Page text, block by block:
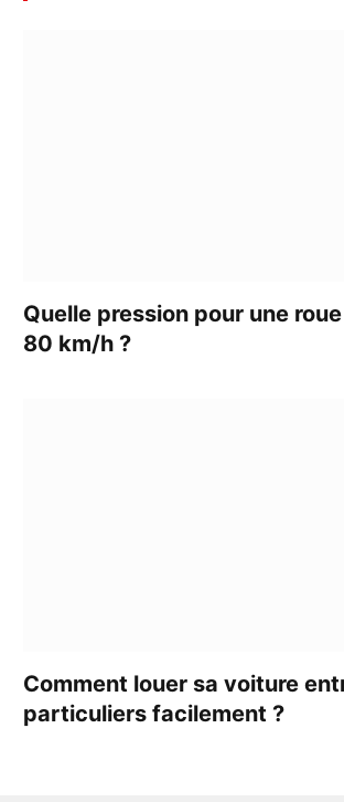
Quelle pression pour une
80 km/h ?
Comment louer sa voiture
particuliers facilement ?